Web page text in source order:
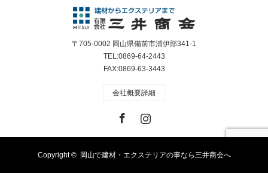
〒705-0002 岡山県備前市浦伊部341-1
TEL:0869-64-2443
FAX:0869-63-3443
会社概要詳細
Copyright © 岡山で建材・エクステリアの事なら三井商会へ